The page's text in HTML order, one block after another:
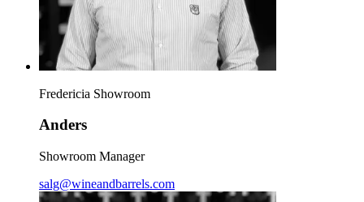
Fredericia Showroom
Anders
Showroom Manager
salg@wineandbarrels.com